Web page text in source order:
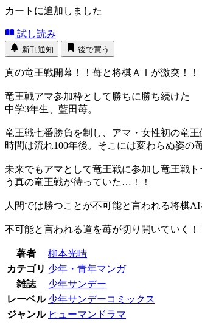
カートに追加しました
試し読み
新刊通知 後で買う
真の竜王戦開幕！！苺と将棋ＡＩが激突！！
竜王戦アマ参加枠として勝ちに勝ち続けた
中学3年生、藍田苺。
竜王戦七番勝負を制し、アマ・女性初の竜
時間は流れ100年後。そこには変わらぬ姿の
未来でもアマとして竜王戦に参加し竜王戦
う真の竜王戦が待っていた…！！
人間では勝つことが不可能と言われる将棋
不可能と言われる道を苺が切り開いていく
著者
柳本光晴
カテゴリ 少年・青年マンガ
雑誌
少年サンデー
レーベル 少年サンデーコミックス
ジャンル ヒューマンドラマ